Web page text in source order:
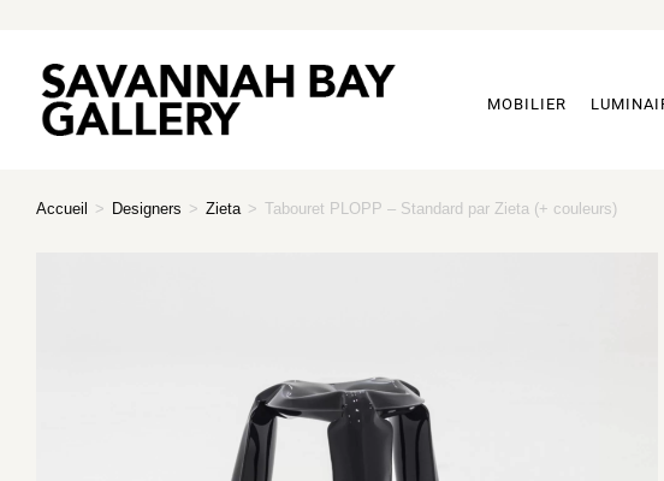
MOBILIER
Accueil > Designers > Zieta > Tabouret PLOPP – Standard par Zieta (+ couleurs)